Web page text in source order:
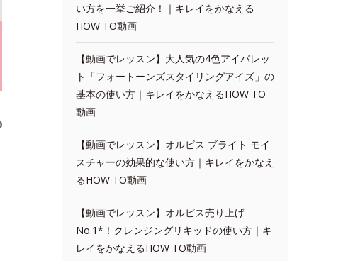
い方を一挙ご紹介！｜キレイをかなえる
HOW TO動画
【動画でレッスン】大人気の4色アイパレッ
ト「フォートーンズスタイリングアイズ」の
基本の使い方｜キレイをかなえるHOW TO
動画
【動画でレッスン】オルビス ブライト モイ
スチャーの効果的な使い方｜キレイをかなえ
るHOW TO動画
【動画でレッスン】オルビス売り上げ
No.1*！クレンジングリキッドの使い方｜キ
レイをかなえるHOW TO動画